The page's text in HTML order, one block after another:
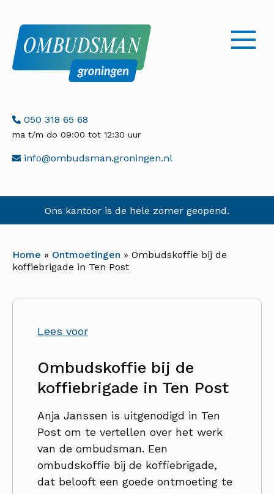
menu
openen
Telefoonnummer:
050 318 65 68
ma t/m do 09:00 tot 12:30 uur
E-info@ombudsman.groningen.nl
Ons kantoor is de hele zomer geopend.
Home » Ontmoetingen » Ombudskoffie bij de
koffiebrigade in Ten Post
Lees voor
Ombudskoffie bij de
koffiebrigade in Ten Post
Anja Janssen is uitgenodigd in Ten
Post om te vertellen over het werk
van de ombudsman. Een
ombudskoffie bij de koffiebrigade,
dat belooft een goede ontmoeting te